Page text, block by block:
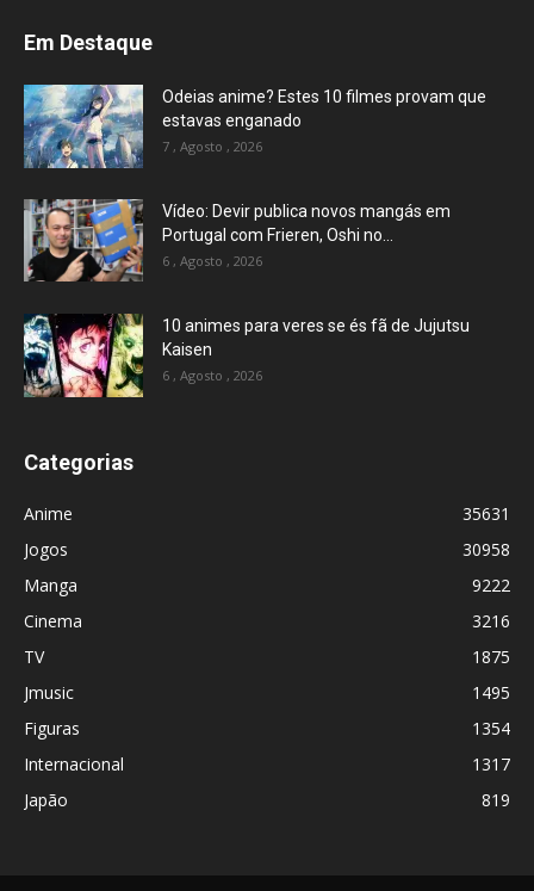
Em Destaque
Odeias anime? Estes 10 filmes provam que
estavas enganado
7 , Agosto , 2026
Vídeo: Devir publica novos mangás em
Portugal com Frieren, Oshi no...
6 , Agosto , 2026
10 animes para veres se és fã de Jujutsu
Kaisen
6 , Agosto , 2026
Categorias
Anime
35631
Jogos
30958
Manga
9222
Cinema
3216
TV
1875
Jmusic
1495
Figuras
1354
Internacional
1317
Japão
819